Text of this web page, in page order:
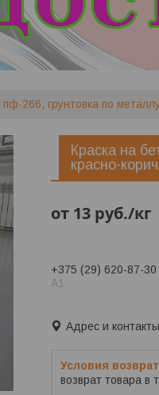
266, грунтовка по
Краска на
красно-
от 13 руб./кг
+375 (29) 620-87-30
A1
Адрес и контакты
возврат товара в